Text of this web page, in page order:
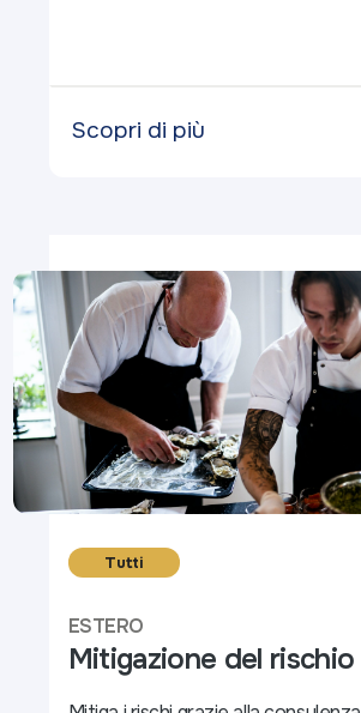
Scopri di più
Tutti
ESTERO
Mitigazione del rischio